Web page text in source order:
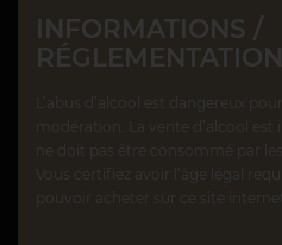
INFORMATIONS /
RÉGLEMENTATION